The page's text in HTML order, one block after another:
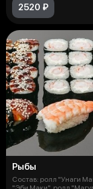
2520 ₽
Рыбы
Состав: ролл "Унаги